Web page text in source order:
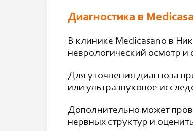
Диагностика в
В клинике Medicasano в
неврологический осмотр
Для уточнения диагноза
или ультразвуковое
Дополнительно может
нервных структур и